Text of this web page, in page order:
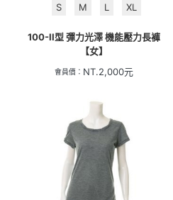
S M L XL
100-II型 彈力光澤 機能壓力長褲
【女】
會員價： NT.2,000元